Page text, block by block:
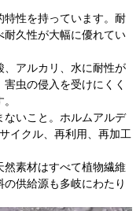
性を持っています。耐
久性が大幅に優れてい
アルカリ、水に耐性が
虫の侵入を受けにくく
ないこと。ホルムアルデ
イクル、再利用、再加工
素材はすべて植物繊維
供給源も多岐にわたり